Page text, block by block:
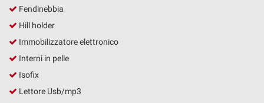
Fendinebbia
Hill holder
Immobilizzatore elettronico
Interni in pelle
Isofix
Lettore Usb/mp3